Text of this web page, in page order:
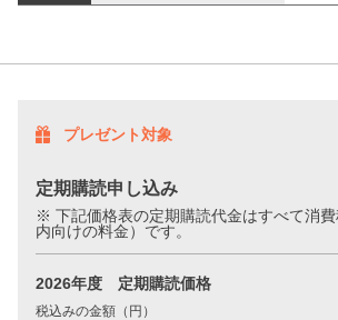
プレゼント対象
定期購読申し込み
※ 下記価格表の定期購読代金はすべて消
内向けの料金）です。
2026年度 定期購読価格
税込みの金額（円）